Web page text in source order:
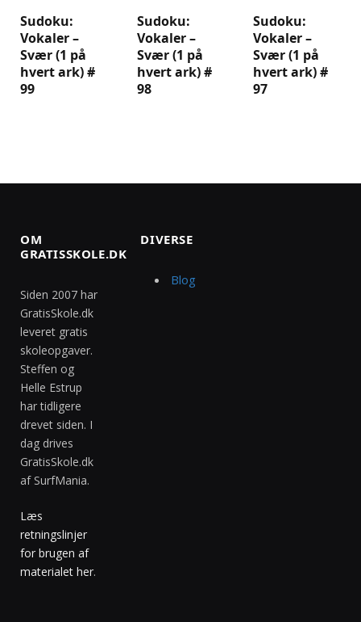
Sudoku:
Vokaler –
Svær (1 på
hvert ark) #
99
Sudoku:
Vokaler –
Svær (1 på
hvert ark) #
98
Sudoku:
Vokaler –
Svær (1 på
hvert ark) #
97
OM
GRATISSKOLE.DK
Siden 2007 har
GratisSkole.dk
leveret gratis
skoleopgaver.
Steffen og
Helle Estrup
har tidligere
drevet siden. I
dag drives
GratisSkole.dk
af SurfMania.
Læs
retningslinjer
for brugen af
materialet her.
DIVERSE
Blog